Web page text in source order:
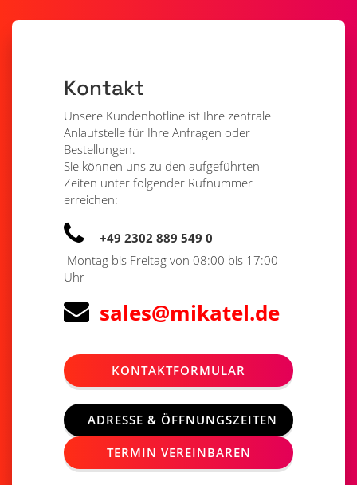
Kontakt
Unsere Kundenhotline ist Ihre zentrale
Anlaufstelle für Ihre Anfragen oder
Bestellungen.
Sie können uns zu den aufgeführten
Zeiten unter folgender Rufnummer
erreichen:
+49 2302 889 549 0
Montag bis Freitag von 08:00 bis 17:00
Uhr
sales@mikatel.de
KONTAKTFORMULAR
ADRESSE & ÖFFNUNGSZEITEN
TERMIN VEREINBAREN